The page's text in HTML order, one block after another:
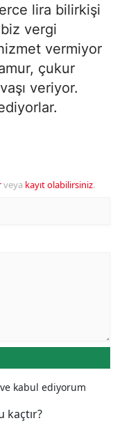
lira bilirkişi
vergi
vermiyor
çukur
veriyor.
veya kayıt olabilirsiniz.
kabul ediyorum
kaçtır?